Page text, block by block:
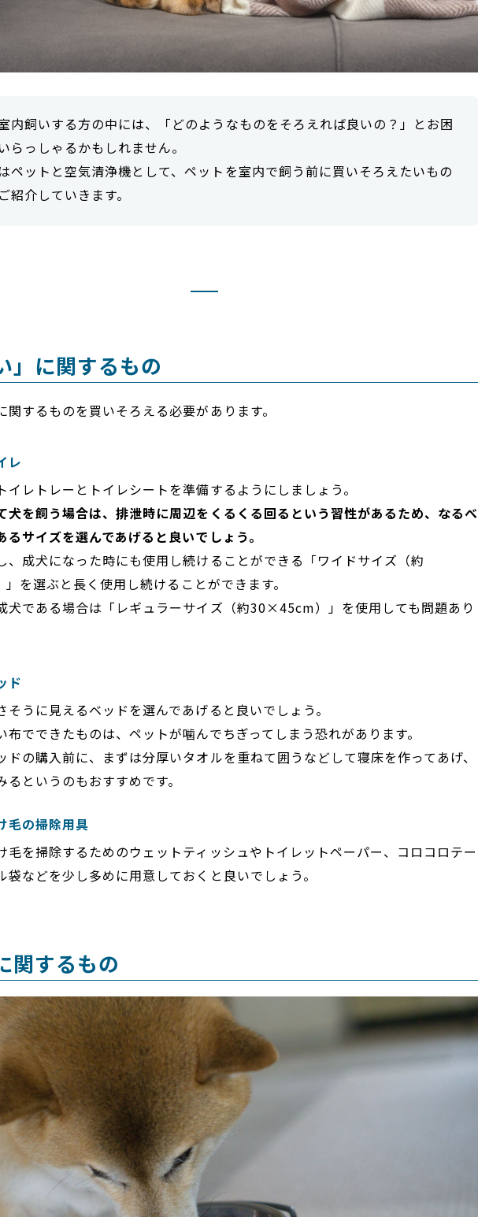
内飼いする方の中には、「どのようなものをそろえれば良いの？」とお困
らっしゃるかもしれません。
ペットと空気清浄機として、ペットを室内で飼う前に買いそろえたいもの
紹介していきます。
」に関するもの
関するものを買いそろえる必要があります。
レ
イレトレーとトイレシートを準備するようにしましょう。
犬を飼う場合は、排泄時に周辺をくるくる回るという習性があるため、なるべ
るサイズを選んであげると良いでしょう。
、成犬になった時にも使用し続けることができる「ワイドサイズ（約
を選ぶと長く使用し続けることができます。
犬である場合は「レギュラーサイズ（約30×45cm）」を使用しても問題あり
ド
そうに見えるベッドを選んであげると良いでしょう。
布でできたものは、ペットが噛んでちぎってしまう恐れがあります。
ドの購入前に、まずは分厚いタオルを重ねて囲うなどして寝床を作ってあげ、
るというのもおすすめです。
毛の掃除用具
毛を掃除するためのウェットティッシュやトイレットペーパー、コロコロテー
袋などを少し多めに用意しておくと良いでしょう。
関するもの